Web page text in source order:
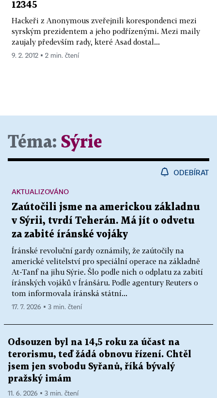
12345
Hackeři z Anonymous zveřejnili korespondenci mezi
syrským prezidentem a jeho podřízenými. Mezi maily
zaujaly především rady, které Asad dostal...
9. 2. 2012 ▪ 2 min. čtení
Téma: Sýrie
ODEBÍRAT
Zaútočili jsme na americkou základnu
v Sýrii, tvrdí Teherán. Má jít o odvetu
za zabité íránské vojáky
Íránské revoluční gardy oznámily, že zaútočily na
americké velitelství pro speciální operace na základně
At-Tanf na jihu Sýrie. Šlo podle nich o odplatu za zabití
íránských vojáků v Íránšáru. Podle agentury Reuters o
tom informovala íránská státní...
AKTUALIZOVÁNO
17. 7. 2026 ▪ 3 min. čtení
Odsouzen byl na 14,5 roku za účast na
terorismu, teď žádá obnovu řízení. Chtěl
jsem jen svobodu Syřanů, říká bývalý
pražský imám
11. 6. 2026 ▪ 3 min. čtení